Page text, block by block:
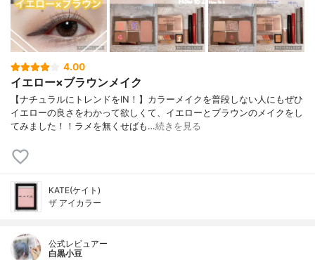
4.00
イエロー×ブラウンメイク
【ナチュラルにトレンドをIN！】カラーメイクを普段しない人にもぜひ
イエローの良さをわかって欲しくて、イエローとブラウンのメイクをし
てみました！！ラメを無くせばも…続きを見る
KATE(ケイト)
ザ アイカラー
公式レビュアー
白黒小豆